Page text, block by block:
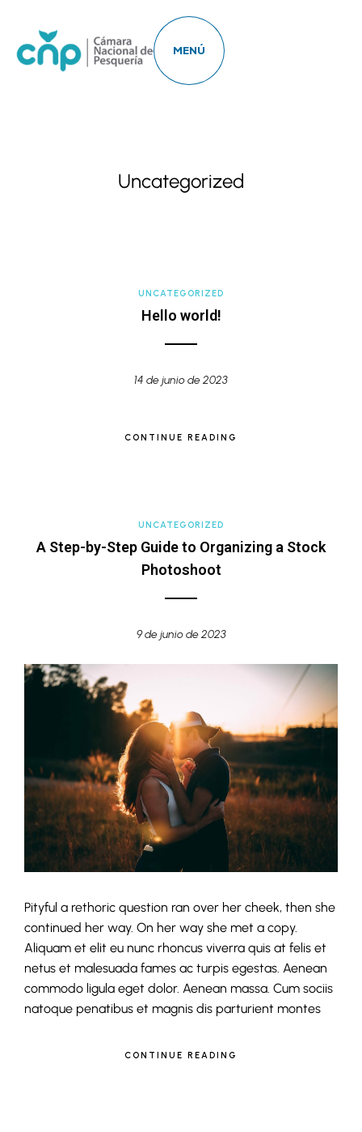
MENÚ
Uncategorized
UNCATEGORIZED
Hello world!
14 de junio de 2023
CONTINUE READING
UNCATEGORIZED
A Step-by-Step Guide to Organizing a Stock
Photoshoot
9 de junio de 2023
Pityful a rethoric question ran over her cheek, then she
continued her way. On her way she met a copy.
Aliquam et elit eu nunc rhoncus viverra quis at felis et
netus et malesuada fames ac turpis egestas. Aenean
commodo ligula eget dolor. Aenean massa. Cum sociis
natoque penatibus et magnis dis parturient montes
CONTINUE READING